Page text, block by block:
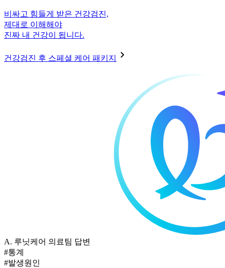
비싸고 힘들게 받은 건강검진,
제대로 이해해야
진짜 내 건강이 됩니다.
건강검진 후 스페셜 케어 패키지
A. 루닛케어 의료팀 답변
#통계
#발생원인